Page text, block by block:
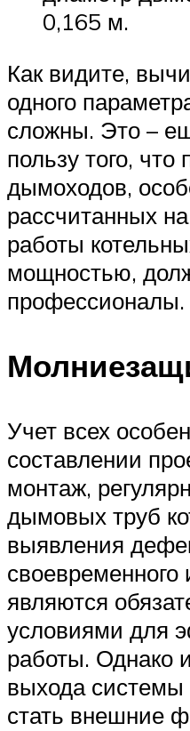
0,165 м.
Как видите,
одного
сложны. Это –
пользу того, что
дымоходов,
рассчитанных
работы
мощностью,
профессионалы.
Учет всех
составлении
монтаж,
дымовых труб
выявления
своевременного
являются
условиями для
работы. Однако
выхода системы
стать внешние